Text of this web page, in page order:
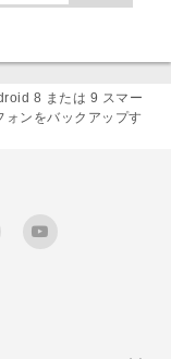
8 または 9 スマー
ォンをバックアップす